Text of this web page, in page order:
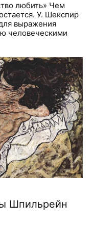
любить» Чем
У. Шекспир
выражения
человеческими
Шпильрейн